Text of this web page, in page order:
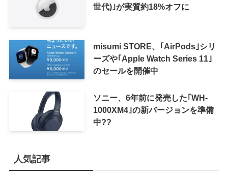
世代)｣が実質約18%オフに
misumi STORE、｢AirPods｣シリ
ーズや｢Apple Watch Series 11｣
のセールを開催中
ソニー、6年前に発売した｢WH-
1000XM4｣の新バージョンを準備
中??
人気記事